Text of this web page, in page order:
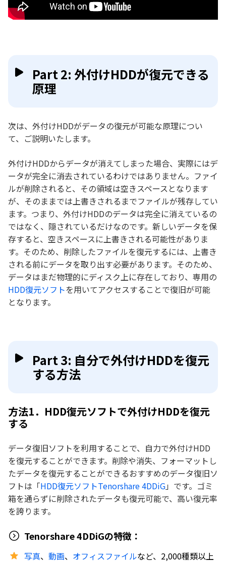
Part 2: 外付けHDDが復元できる
原理
次は、外付けHDDがデータの復元が可能な原理につい
て、ご説明いたします。
外付けHDDからデータが消えてしまった場合、実際にはデ
ータが完全に消去されているわけではありません。ファイ
ルが削除されると、その領域は空きスペースとなります
が、そのままでは上書きされるまでファイルが残存してい
ます。つまり、外付けHDDのデータは完全に消えているの
ではなく、隠されているだけなのです。新しいデータを保
存すると、空きスペースに上書きされる可能性がありま
す。そのため、削除したファイルを復元するには、上書き
される前にデータを取り出す必要があります。そのため、
データはまだ物理的にディスク上に存在しており、専用の
HDD復元ソフトを用いてアクセスすることで復旧が可能
となります。
Part 3: 自分で外付けHDDを復元
する方法
方法1．HDD復元ソフトで外付けHDDを復元
する
データ復旧ソフトを利用することで、自力で外付けHDD
を復元することができます。削除や消失、フォーマットし
たデータを復元することができるおすすめのデータ復旧ソ
フトは「HDD復元ソフトTenorshare 4DDiG」です。ゴミ
箱を通らずに削除されたデータも復元可能で、高い復元率
を誇ります。
Tenorshare 4DDiGの特徴：
写真、 動画、 オフィスファイルなど、2,000種類以上